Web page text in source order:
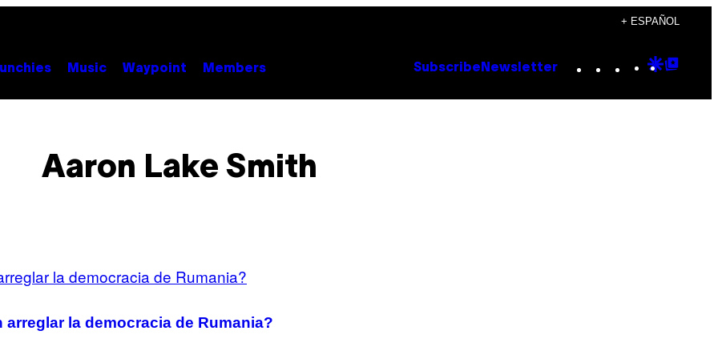
+ ESPAÑOL
Music Waypoint Members Subscribe Newsletter Instagram
TikTok
YouTube
Google
Aaron Lake Smith
la democracia de Rumania?